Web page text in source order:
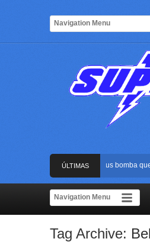
ÚLTIMAS
NOTICIAS
Frustran atentado con bus bomba
La Arena USC será el escenario de
Rápida reacción policial evitó que
Tag Archive: